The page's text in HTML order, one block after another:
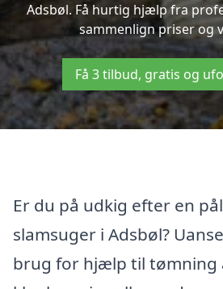
Adsbøl. Få hurtig hjælp fra
sammenlign priser og
Få 3 tilbud, gratis og
Er du på udkig efter en
slamsuger i Adsbøl?
brug for hjælp til tømning